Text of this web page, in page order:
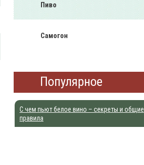
Пиво
Самогон
Популярное
С чем пьют белое вино – секреты и общие
правила